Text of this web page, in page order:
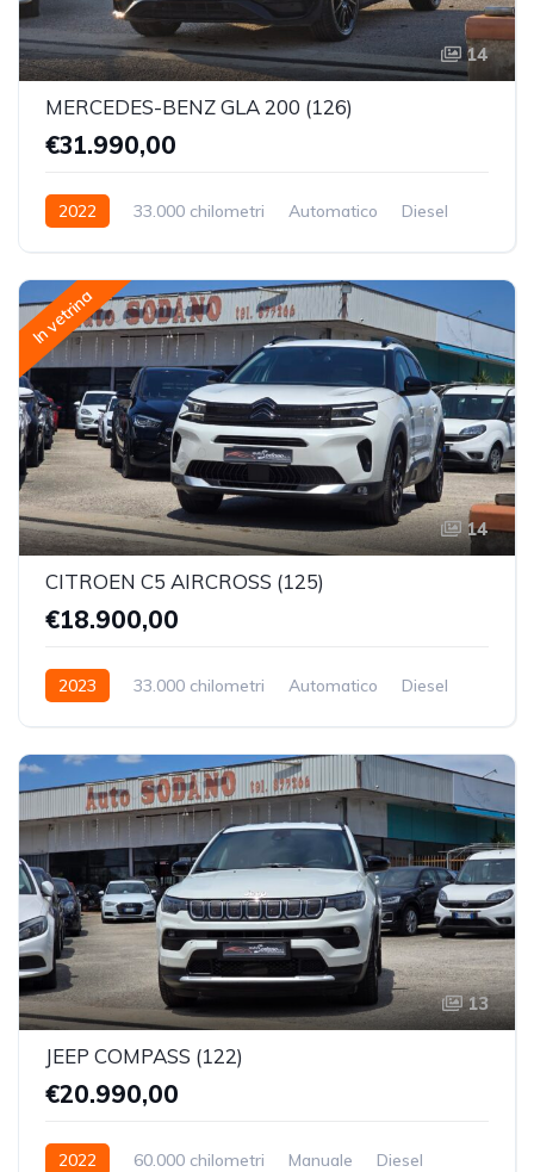
14
MERCEDES-BENZ GLA 200 (126)
€31.990,00
2022 33.000 chilometri Automatico
Diesel
In vetrina
14
CITROEN C5 AIRCROSS (125)
€18.900,00
2023 33.000 chilometri Automatico
Diesel
13
JEEP COMPASS (122)
€20.990,00
2022 60.000 chilometri Manuale
Diesel